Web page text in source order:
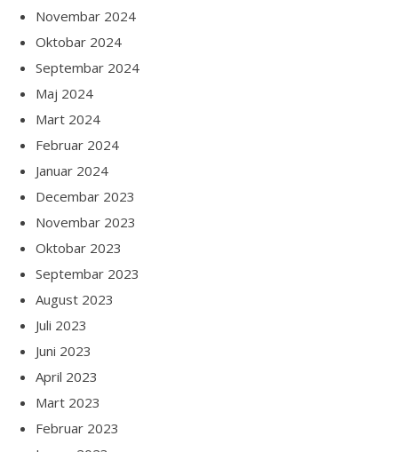
Novembar 2024
Oktobar 2024
Septembar 2024
Maj 2024
Mart 2024
Februar 2024
Januar 2024
Decembar 2023
Novembar 2023
Oktobar 2023
Septembar 2023
August 2023
Juli 2023
Juni 2023
April 2023
Mart 2023
Februar 2023